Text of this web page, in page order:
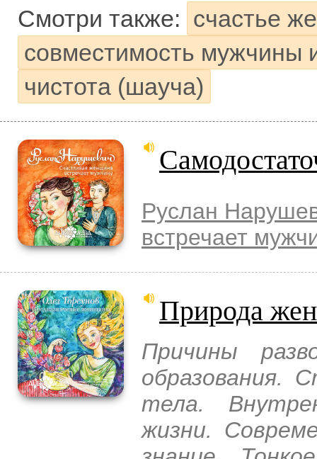
Смотри также: счастье
совместимость
чистота (шауча)
Руслан
встречает
Природа
Причины
образования.
тела.
жизни.